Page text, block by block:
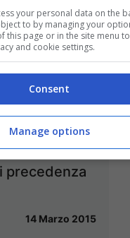
per la
precedenza
14 Marzo 2015
your personal data on the
to by managing your
this page or in the site menu
and cookie settings.
Consent
Manage options